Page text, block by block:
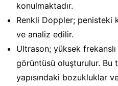
konulmaktadır.
Renkli Doppler; penisteki
ve analiz edilir.
Ultrason; yüksek
görüntüsü oluşturulur. Bu
yapısındaki bozukluklar